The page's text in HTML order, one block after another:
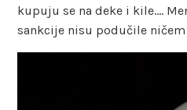
kupuju se na deke i kile….
sankcije nisu podučile